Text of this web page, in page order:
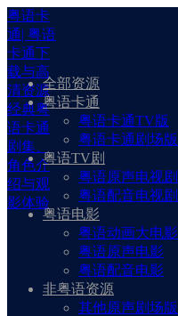
粤语卡
通| 粤语
卡通下
载与高
清资源
经典粤
语卡通
剧集、
角色介
绍与观
影体验
全部资源
粤语卡通
粤语卡通TV版
粤语卡通剧场版
粤语TV剧
粤语原声电视剧
粤语配音电视剧
粤语电影
粤语动画大电影
粤语原声电影
粤语配音电影
非粤语资源
其他原声剧场版